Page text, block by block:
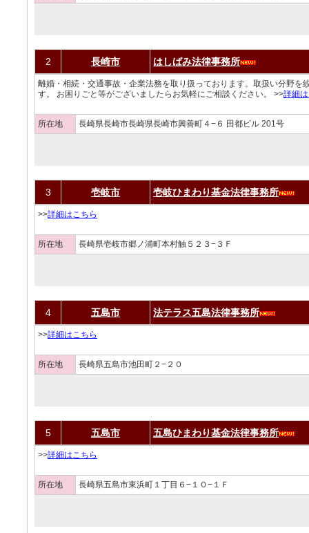
2 長崎市 はしばみ法律事務所
離婚・相続・交通事故・企業法務を取り扱っております。取扱い分野を
す。 お困りごと等がございましたらお気軽にご相談ください。 >>詳細
所在地 長崎県長崎市長崎県長崎市興善町４−６ 田都ビル 201号
3 壱岐市 壱岐ひまわり基金法律事務所
>>詳細はこちら
所在地 長崎県壱岐市郷ノ浦町本村触５２３−３Ｆ
4 五島市 法テラス五島法律事務所
>>詳細はこちら
所在地 長崎県五島市池田町２−２０
5 五島市 五島ひまわり基金法律事務所
>>詳細はこちら
所在地 長崎県五島市東浜町１丁目６−１０−１Ｆ